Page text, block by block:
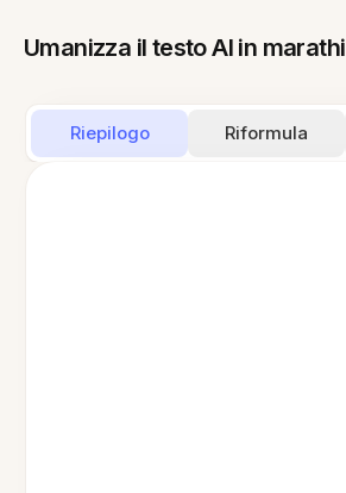
Umanizza il testo AI in marathi
Riepilogo Riformula